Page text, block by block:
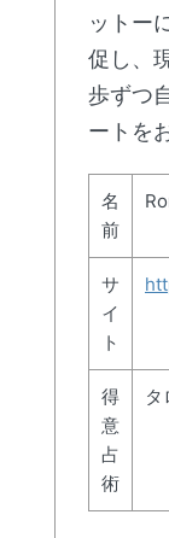
ットー
促し、
歩ずつ
ートを
名
前
サ
イ
ト
得
意
占
術